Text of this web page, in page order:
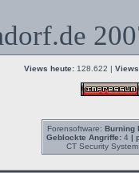
Views heute: 128.622 |
Forensoftware: Burning
Geblockte Angriffe:4 |
CT Security